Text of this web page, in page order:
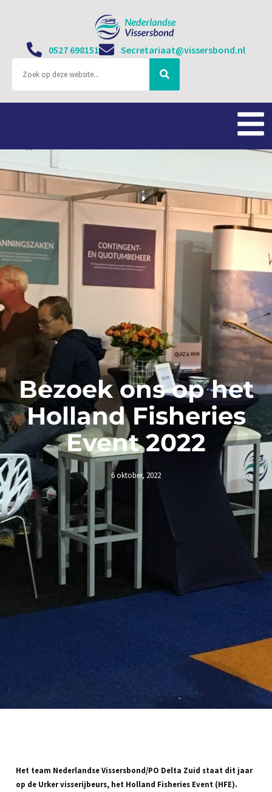
0527 698151 Secretariaat@vissersbond.nl
Bezoek ons op het
Holland Fisheries
Event 2022
6 oktober, 2022
Het team Nederlandse Vissersbond/PO Delta Zuid staat dit jaar
op de Urker visserijbeurs, het Holland Fisheries Event (HFE).